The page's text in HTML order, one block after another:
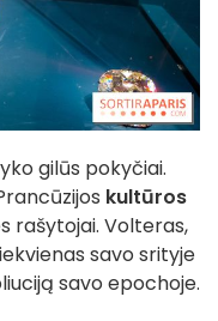
gilūs pokyčiai.
kultūros
rašytojai. Volteras,
savo srityje
savo epochoje.